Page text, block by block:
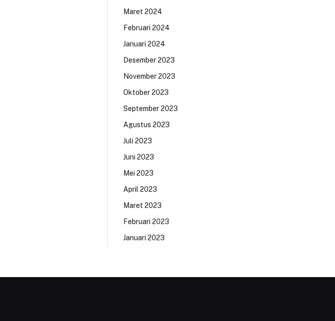
Maret 2024
Februari 2024
Januari 2024
Desember 2023
November 2023
Oktober 2023
September 2023
Agustus 2023
Juli 2023
Juni 2023
Mei 2023
April 2023
Maret 2023
Februari 2023
Januari 2023